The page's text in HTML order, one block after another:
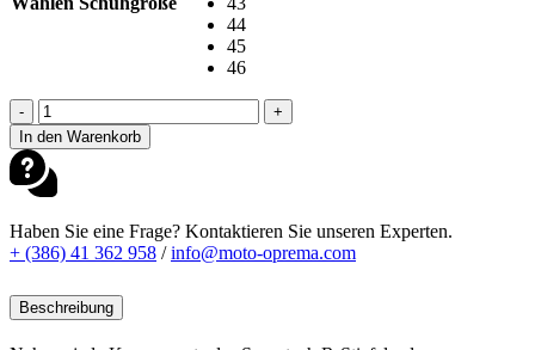
44
45
46
-
ALPINESTARS
SUPERTECH
R
BELÜFTET
LE
MARTINATOR
STIEFEL
+
In den Warenkorb
Haben Sie eine Frage? Kontaktieren Sie unseren Experten.
+ (386) 41 362 958 /info@moto-oprema.com
Beschreibung